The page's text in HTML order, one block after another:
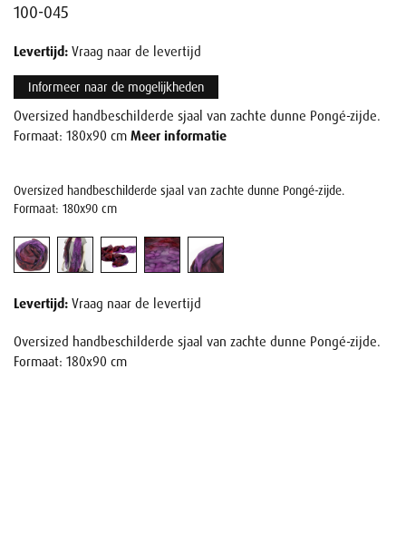
100-045
Levertijd: Vraag naar de levertijd
Informeer naar de mogelijkheden
Oversized handbeschilderde sjaal van zachte dunne Pongé-zijde.
Formaat: 180x90 cm Meer informatie
Oversized handbeschilderde sjaal van zachte dunne Pongé-zijde.
Formaat: 180x90 cm
Levertijd: Vraag naar de levertijd
Oversized handbeschilderde sjaal van zachte dunne Pongé-zijde.
Formaat: 180x90 cm